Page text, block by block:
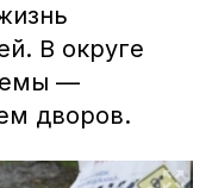
В округе
—
дворов.